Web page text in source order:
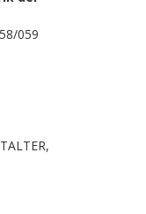
059